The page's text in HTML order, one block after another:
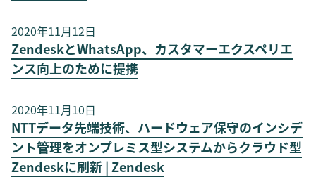
2020年11月12日
ZendeskとWhatsApp、カスタマーエクスペリエ
ンス向上のために提携
2020年11月10日
NTTデータ先端技術、ハードウェア保守のインシデ
ント管理をオンプレミス型システムからクラウド型
Zendeskに刷新 | Zendesk